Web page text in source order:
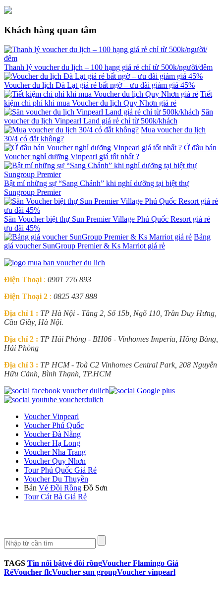
Khách hàng quan tâm
Thanh lý voucher du lịch – 100 hạng giá rẻ chỉ từ 500k/người/đêm
Voucher du lịch Đà Lạt giá rẻ bất ngờ – ưu đãi giảm giá 45%
Tiết
kiệm chi phí khi mua Voucher du lịch Quy Nhơn giá rẻ
Săn
voucher du lịch Vinpearl Land giá rẻ chỉ từ 500k/khách
Mua voucher du lịch
30/4 có đắt không?
Ở đâu bán
Voucher nghỉ dưỡng Vinpearl giá tốt nhất ?
Bật mí những sự “Sang Chảnh” khi nghỉ dưỡng tại biệt thự
Sungroup Premier
Săn Voucher biệt thự Sun Premier Village Phú Quốc Resort giá rẻ
ưu đãi 45%
Bảng
giá voucher SunGroup Premier & Ks Marriot giá rẻ
Điện Thoại : 0901 776 893
Điện Thoại 2 : 0825 437 888
Địa chỉ 1 : TP Hà Nội - Tầng 2, Số 15b, Ngõ 110, Trần Duy Hưng,
Cầu Giầy, Hà Nội.
Địa chỉ 2 : TP Hải Phòng - BH06 - Vinhomes Imperia, Hồng Bàng,
Hải Phòng
Địa chỉ 3 : TP HCM - Toà C2 Vinhomes Central Park, 208 Nguyễn
Hữu Cảnh, Bình Thạnh, TP.HCM
Voucher Vinpearl
Voucher Phú Quốc
Voucher Đà Nẵng
Voucher Hạ Long
Voucher Nha Trang
Voucher Quy Nhơn
Tour Phú Quốc Giá Rẻ
Voucher Du Thuyền
Bán Vé Đồi Rồng Đồ Sơn
Tour Cát Bà Giá Rẻ
TAGS Tin nổi bậtvé đồi rồngVoucher Flamingo Giá
RẻVoucher flcVoucher sun groupVoucher vinpearl